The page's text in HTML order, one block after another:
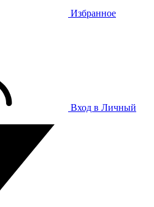
Избранное
Вход в Личный